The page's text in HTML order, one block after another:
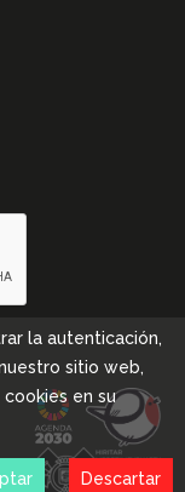
la autenticación,
sitio web,
en su
Descartar